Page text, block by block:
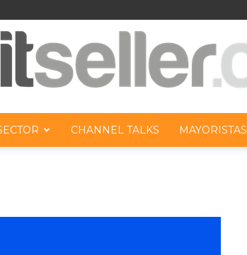
CHANNEL TALKS MAYORISTAS